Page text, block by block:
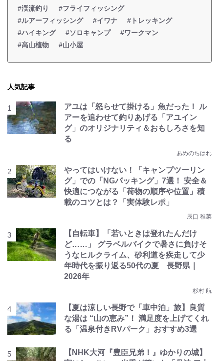
#渓流釣り
#フライフィッシング
#ルアーフィッシング
#イワナ
#トレッキング
#ハイキング
#ソロキャンプ
#ワークマン
#高山植物
#山小屋
人気記事
アユは「怒らせて掛ける」魚だった！ ル
アーを追わせて釣りあげる「アユイン
グ」のオリジナリティ＆おもしろさを知
る
あめのちはれ
やってはいけない！「キャンプツーリン
グ」での「NGパッキング」7選！ 安全＆
快適につながる「荷物の順序や位置」積
載のコツとは？「実体験レポ」
辰口 稚菜
【自転車】「若いときは登れたんだけ
ど……」 グラベルバイクで暑さに負けそ
うなヒルクライム、砂利道を疾走して少
年時代を振り返る50代の夏 長野県｜
2026年
杉村 航
【夏は涼しい長野で「車中泊」旅】良質
な湯は “山の恵み”！ 満足度を上げてくれ
る「温泉付きRVパーク」おすすめ3選
【NHK大河『豊臣兄弟！』ゆかりの城】